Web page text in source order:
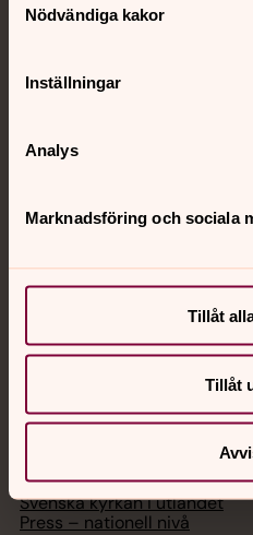
Nödvändiga kakor
Inställningar
Analys
Marknadsföring och sociala
Tillåt
Tillåt
Jourhavande präst
Akut samtals- och krisstöd.
med en präst på kvällar och
Chatt
Telefon 112
Lediga jobb
Act Svenska kyrkan
Svenska kyrkan i utlandet
Press – nationell nivå